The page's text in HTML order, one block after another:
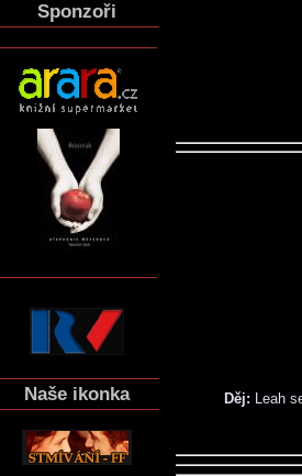
Sponzoři
Naše ikonka Děj: Leah